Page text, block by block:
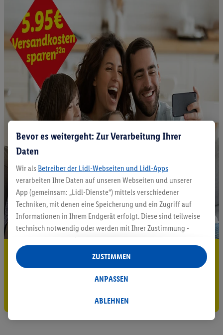
5.95 € Versand sparen³²ᵃ
Jetzt zum Newsletter anmelden
Bevor es weitergeht: Zur Verarbeitung Ihrer
Daten
Wir als Betreiber der Lidl-Webseiten und Lidl-Apps
verarbeiten Ihre Daten auf unseren Webseiten und unserer
App (gemeinsam: „Lidl-Dienste“) mittels verschiedener
Techniken, mit denen eine Speicherung und ein Zugriff auf
Informationen in Ihrem Endgerät erfolgt. Diese sind teilweise
technisch notwendig oder werden mit Ihrer Zustimmung -
auch durch Partner (u.a.
Verantwortliche; im Zusammenhang mit dem IAB TCF
insgesamt
Statistik-Erstellung oder für personalisierte Werbung
Datenverarbeitungen für personalisierte Werbung werden
ABLEHNEN
ANPASSEN
ZUSTIMMEN